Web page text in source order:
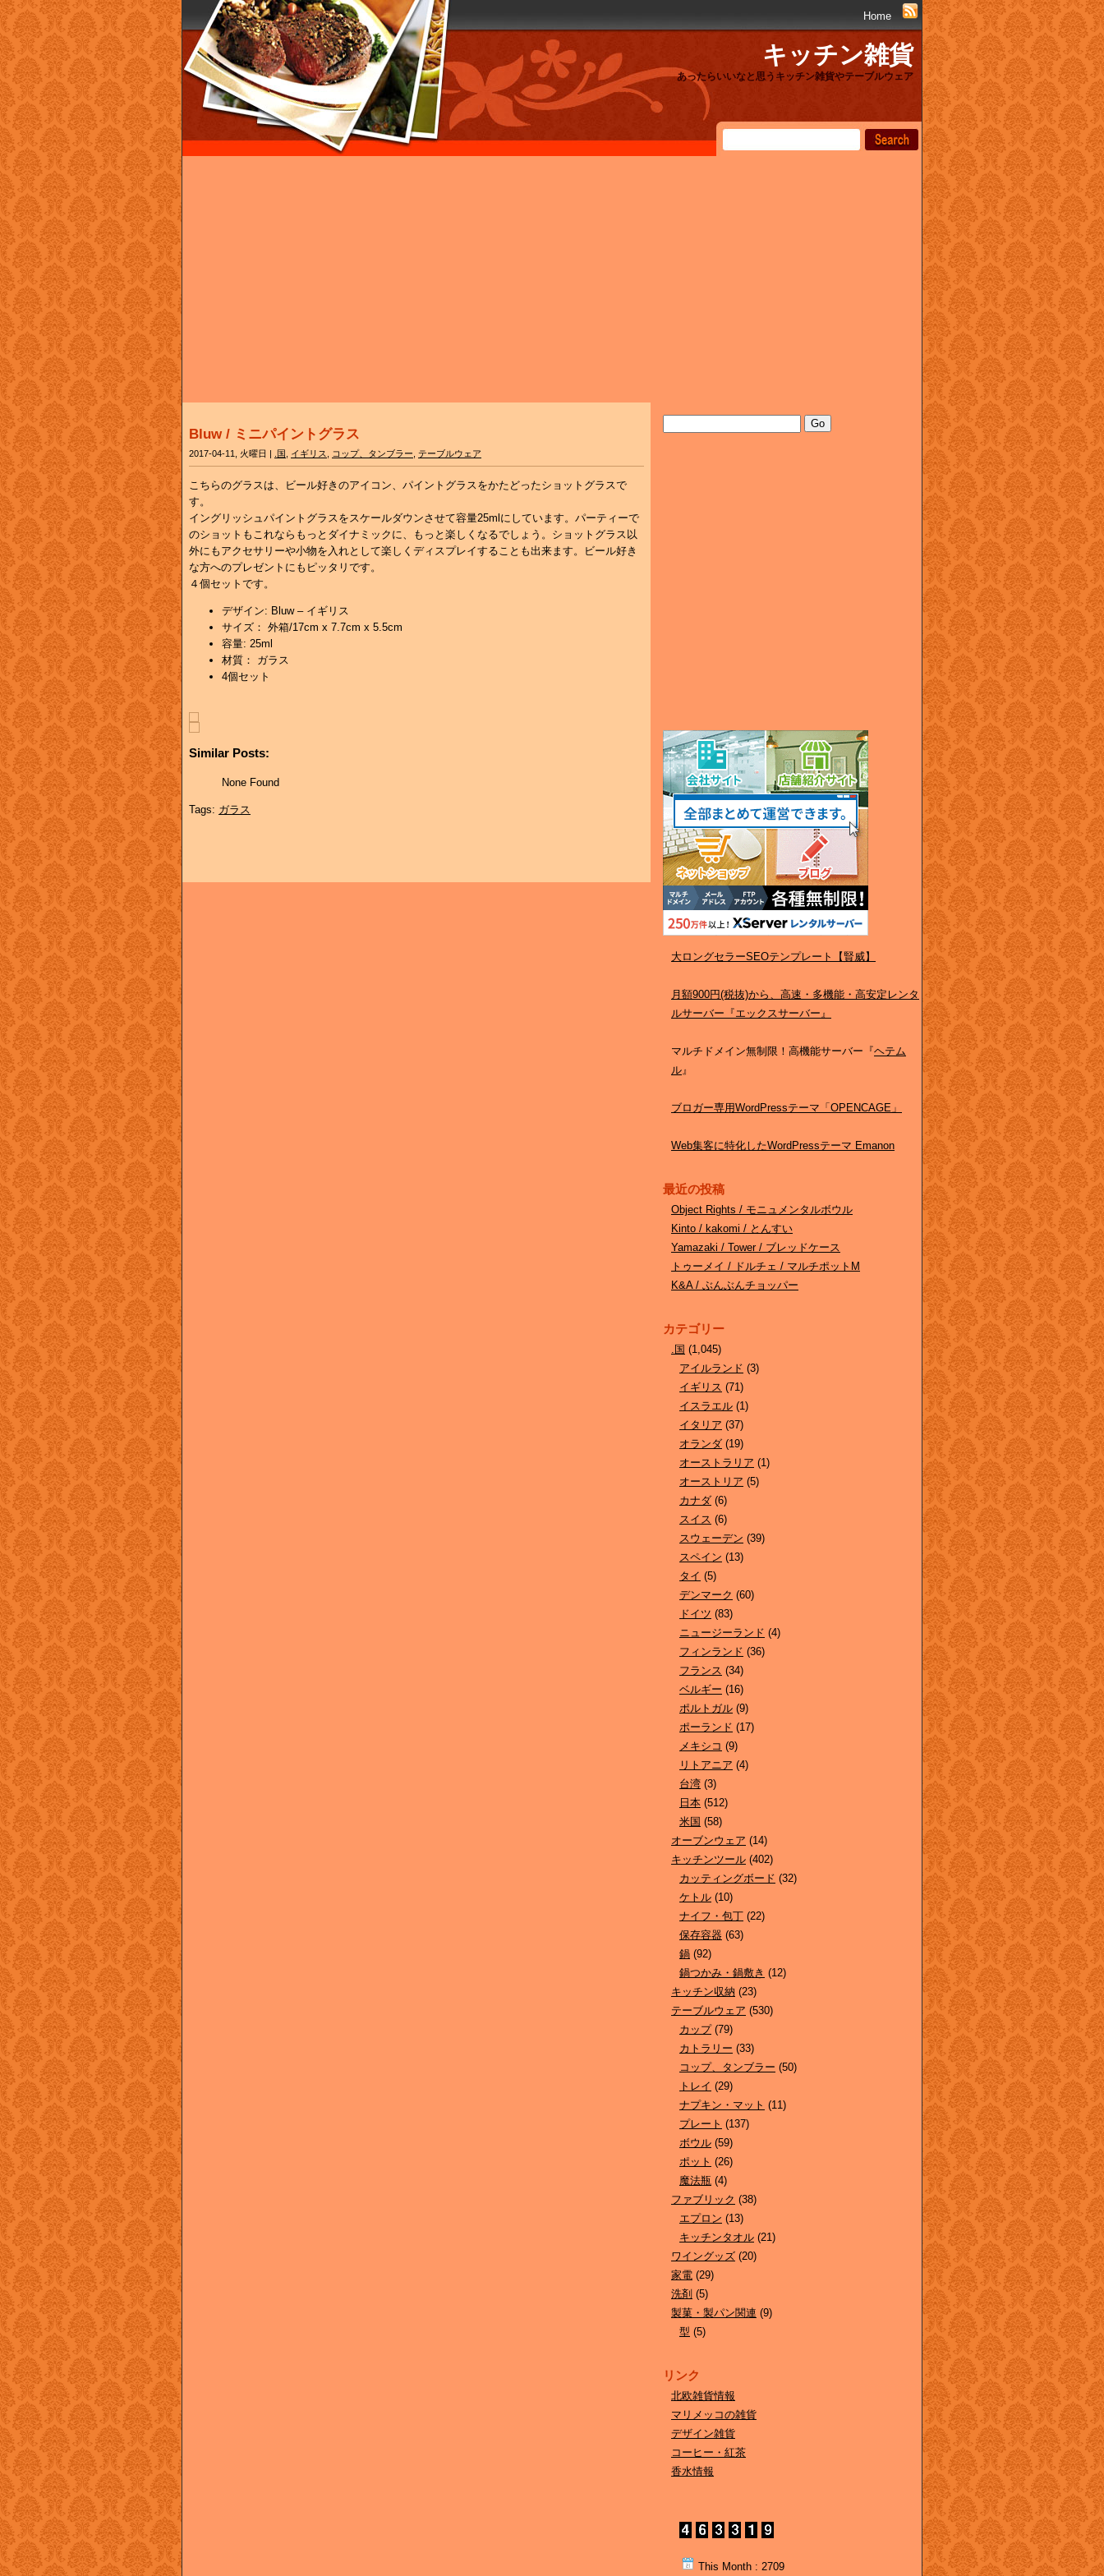
Home
キッチン雑貨
あったらいいなと思うキッチン雑貨やテーブルウェア
Bluw / ミニパイントグラス
2017-04-11, 火曜日 | .国 イギリス コップ、タンブラー テーブルウェア
こちらのグラスは、ビール好きのアイコン、パイントグラスをかたどったショットグラスで
す。
イングリッシュパイントグラスをスケールダウンさせて容量25mlにしています。パーティーで
のショットもこれならもっとダイナミックに、もっと楽しくなるでしょう。ショットグラス以
外にもアクセサリーや小物を入れとして楽しくディスプレイすることも出来ます。ビール好き
な方へのプレゼントにもピッタリです。
４個セットです。
デザイン: Bluw – イギリス
サイズ： 外箱/17cm x 7.7cm x 5.5cm
容量: 25ml
材質： ガラス
4個セット
Similar Posts:
None Found
Tags: ガラス
大ロングセラーSEOテンプレート【賢威】
月額900円(税抜)から、高速・多機能・高安定レンタ
ルサーバー『エックスサーバー』
マルチドメイン無制限！高機能サーバー『ヘテム
ル』
ブロガー専用WordPressテーマ「OPENCAGE」
Web集客に特化したWordPressテーマ Emanon
最近の投稿
Object Rights / モニュメンタルボウル
Kinto / kakomi / とんすい
Yamazaki / Tower / ブレッドケース
トゥーメイ / ドルチェ / マルチポットM
K&A / ぶんぶんチョッパー
カテゴリー
.国 (1,045)
アイルランド (3)
イギリス (71)
イスラエル (1)
イタリア (37)
オランダ (19)
オーストラリア (1)
オーストリア (5)
カナダ (6)
スイス (6)
スウェーデン (39)
スペイン (13)
タイ (5)
デンマーク (60)
ドイツ (83)
ニュージーランド (4)
フィンランド (36)
フランス (34)
ベルギー (16)
ポルトガル (9)
ポーランド (17)
メキシコ (9)
リトアニア (4)
台湾 (3)
日本 (512)
米国 (58)
オーブンウェア (14)
キッチンツール (402)
カッティングボード (32)
ケトル (10)
ナイフ・包丁 (22)
保存容器 (63)
鍋 (92)
鍋つかみ・鍋敷き (12)
キッチン収納 (23)
テーブルウェア (530)
カップ(79)
カトラリー (33)
コップ、タンブラー (50)
トレイ (29)
ナプキン・マット (11)
プレート (137)
ボウル (59)
ポット (26)
魔法瓶 (4)
ファブリック (38)
エプロン (13)
キッチンタオル (21)
ワイングッズ (20)
家電 (29)
洗剤 (5)
製菓・製パン関連 (9)
型 (5)
リンク
北欧雑貨情報
マリメッコの雑貨
デザイン雑貨
コーヒー・紅茶
香水情報
This Month : 2709